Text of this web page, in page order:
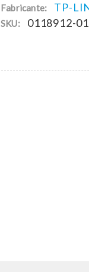
Fabricante: TP-
SKU: 0118912-01